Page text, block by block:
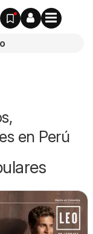
en Perú